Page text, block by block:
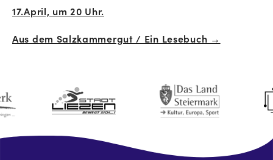
Navigation
17.April, um 20 Uhr.
Aus dem Salzkammergut / Ein Lesebuch →